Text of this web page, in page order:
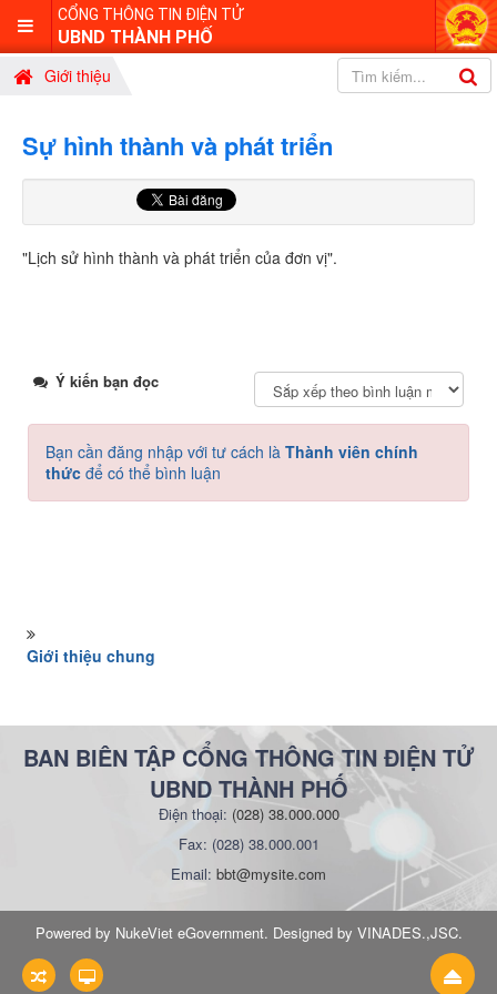
CỔNG THÔNG TIN ĐIỆN TỬ
UBND THÀNH PHỐ
Giới thiệu
Sự hình thành và phát triển
"Lịch sử hình thành và phát triển của đơn vị".
Ý kiến bạn đọc
Bạn cần đăng nhập với tư cách là Thành viên chính
thức để có thể bình luận
Giới thiệu chung
BAN BIÊN TẬP CỔNG THÔNG TIN ĐIỆN TỬ
UBND THÀNH PHỐ
Điện thoại: (028) 38.000.000
Fax: (028) 38.000.001
Email: bbt@mysite.com
Powered by NukeViet eGovernment. Designed by VINADES.,JSC.